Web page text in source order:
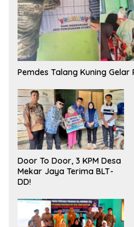
Pemdes Talang Kuning Gelar
Door To Door, 3 KPM Desa
Mekar Jaya Terima BLT-
DD!